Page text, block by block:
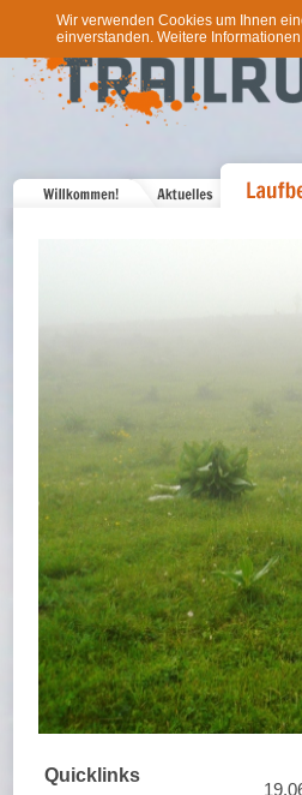
Wir verwenden Cookies um Ihnen
einverstanden. Weitere
Quicklinks